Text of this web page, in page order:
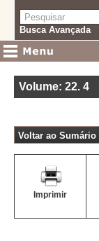
Busca Avançada
Volume: 22. 4
Voltar ao Sumário
Imprimir